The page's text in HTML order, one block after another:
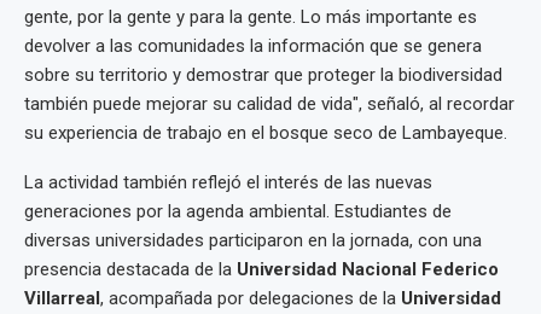
gente, por la gente y para la gente. Lo más importante es
devolver a las comunidades la información que se genera
sobre su territorio y demostrar que proteger la biodiversidad
también puede mejorar su calidad de vida", señaló, al recordar
su experiencia de trabajo en el bosque seco de Lambayeque.
La actividad también reflejó el interés de las nuevas
generaciones por la agenda ambiental. Estudiantes de
diversas universidades participaron en la jornada, con una
presencia destacada de la Universidad Nacional Federico
Villarreal, acompañada por delegaciones de la Universidad